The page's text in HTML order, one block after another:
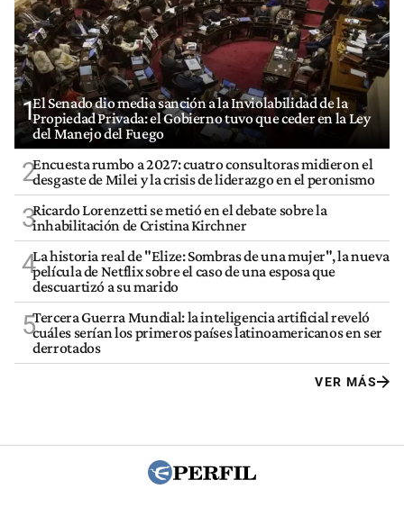
1El Senado dio media sanción a la Inviolabilidad de la
Propiedad Privada: el Gobierno tuvo que ceder en la Ley
del Manejo del Fuego
2Encuesta rumbo a 2027: cuatro consultoras midieron el
desgaste de Milei y la crisis de liderazgo en el peronismo
3Ricardo Lorenzetti se metió en el debate sobre la
inhabilitación de Cristina Kirchner
4La historia real de "Elize: Sombras de una mujer", la nueva
película de Netflix sobre el caso de una esposa que
descuartizó a su marido
5Tercera Guerra Mundial: la inteligencia artificial reveló
cuáles serían los primeros países latinoamericanos en ser
derrotados
VER MÁS